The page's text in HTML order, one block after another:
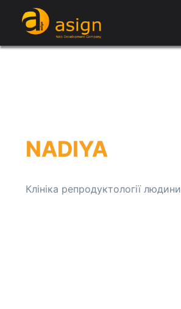
NADIYA
Клініка репродуктології людини